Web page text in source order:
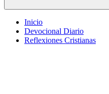
Inicio
Devocional Diario
Reflexiones Cristianas